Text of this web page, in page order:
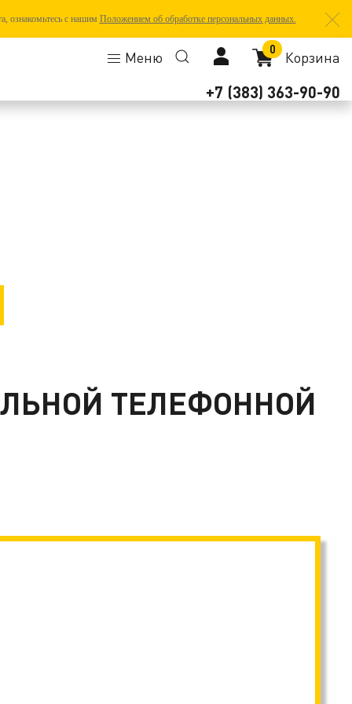
ознакомьтесь с нашим Положением об обработке персональных данных.
Меню 0 Корзина
+7 (383) 363-90-90
ТЕЛЕФОННОЙ